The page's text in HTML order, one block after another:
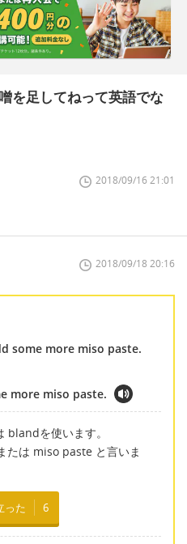
を足してねって英語でな
2018/09/16 21:01
2018/09/18 20:16
some more miso paste.
more miso paste.
blandを使います。
たは miso paste と言いま
った 6